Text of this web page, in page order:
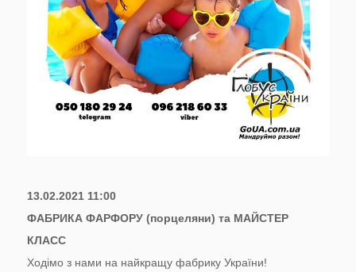
13.02.2021 11:00
ФАБРИКА ФАРФОРУ (порцеляни) та МАЙСТЕР
КЛАСС
Ходімо з нами на найкращу фабрику України!